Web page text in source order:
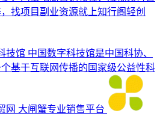
找项目副业资源就上知行阁轻创
技馆 中国数字科技馆是中国科协、
基于互联网传播的国家级公益性科
网 大闸蟹专业销售平台